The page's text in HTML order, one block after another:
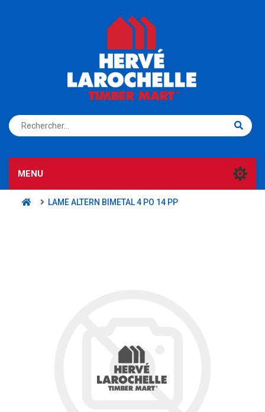
S'ENREGISTRER CONNEXION
MENU
LAME ALTERN BIMETAL 4 PO 14 PP